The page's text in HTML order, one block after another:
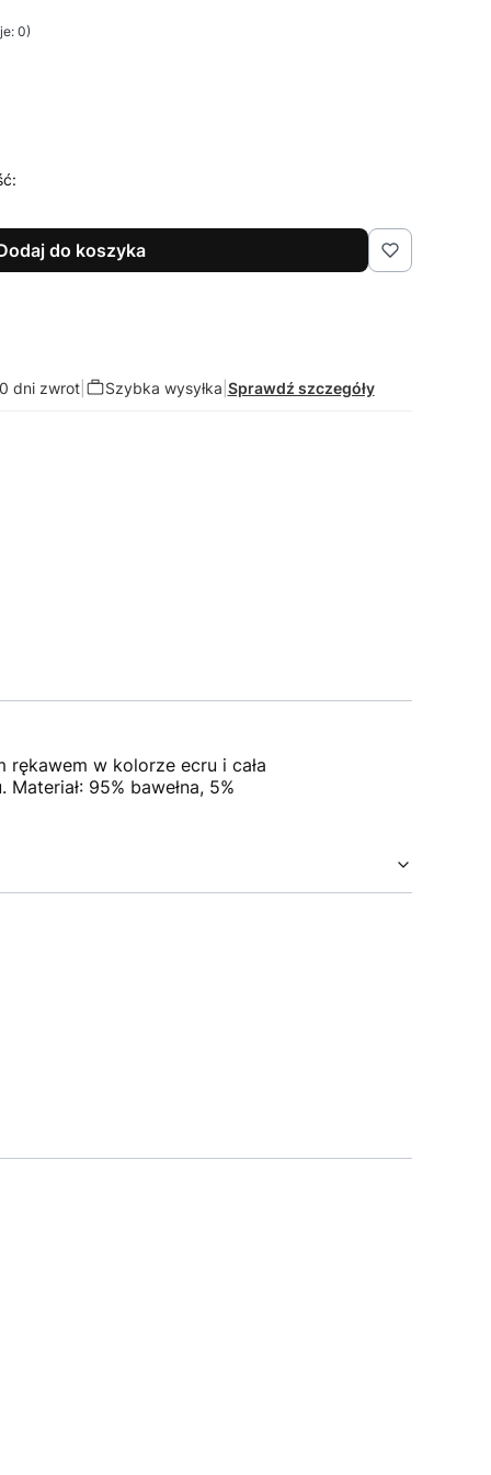
0)
do koszyka
dni zwrot| Szybka wysyłka Sprawdź szczegóły
rękawem w kolorze ecru i cała
95% bawełna, 5%